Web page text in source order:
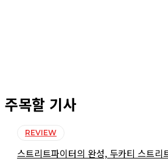
주목할 기사
REVIEW
스트리트파이터의 완성, 두카티 스트리